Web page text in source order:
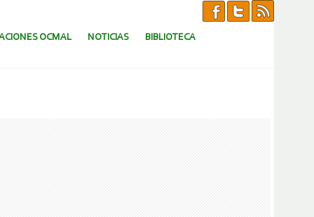
OCMAL NOTICIAS BIBLIOTECA